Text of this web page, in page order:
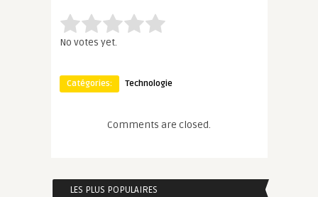
Rate this item: Submit Rating
No votes yet.
Catégories: Technologie
Comments are closed.
LES PLUS POPULAIRES